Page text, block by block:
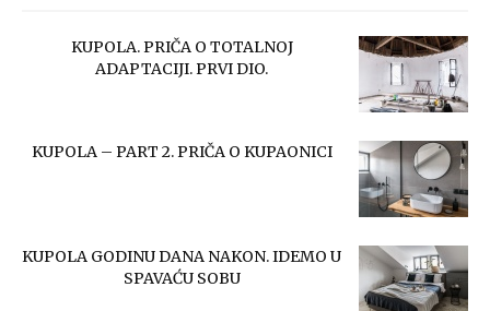
KUPOLA. PRIČA O TOTALNOJ
ADAPTACIJI. PRVI DIO.
KUPOLA – PART 2. PRIČA O KUPAONICI
KUPOLA GODINU DANA NAKON. IDEMO U
SPAVAĆU SOBU